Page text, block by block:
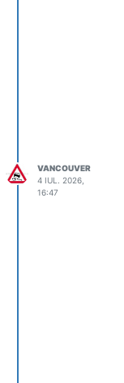
VANCOUVER
4 IUL. 2026,
16:47